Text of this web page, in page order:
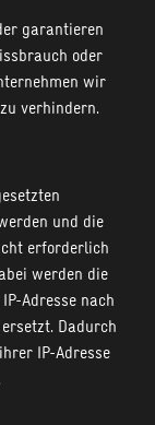
garantieren
oder
wir
verhindern.
und die
erforderlich
werden die
Adresse nach
Dadurch
IP-Adresse